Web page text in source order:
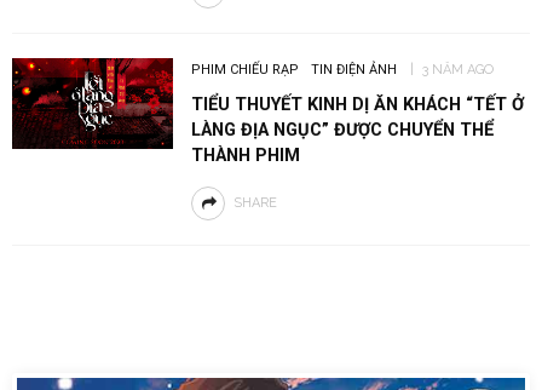
PHIM CHIẾU RẠP TIN ĐIỆN ẢNH 3 NĂM AGO
TIỂU THUYẾT KINH DỊ ĂN KHÁCH “TẾT Ở
LÀNG ĐỊA NGỤC” ĐƯỢC CHUYỂN THỂ
THÀNH PHIM
SHARE